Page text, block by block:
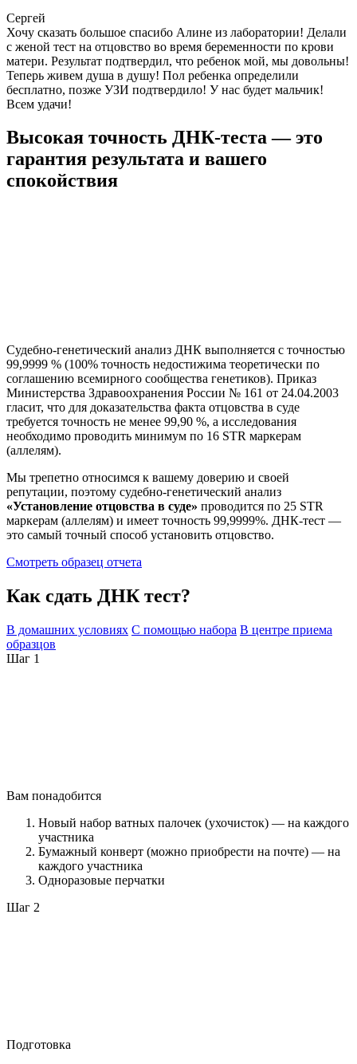
Сергей
Хочу сказать большое спасибо Алине из лаборатории! Делали
с женой тест на отцовство во время беременности по крови
матери. Результат подтвердил, что ребенок мой, мы довольны!
Теперь живем душа в душу! Пол ребенка определили
бесплатно, позже УЗИ подтвердило! У нас будет мальчик!
Всем удачи!
Высокая точность ДНК-теста — это
гарантия результата и вашего
спокойствия
Судебно-генетический анализ ДНК выполняется с точностью
99,9999 % (100% точность недостижима теоретически по
соглашению всемирного сообщества генетиков). Приказ
Министерства Здравоохранения России № 161 от 24.04.2003
гласит, что для доказательства факта отцовства в суде
требуется точность не менее 99,90 %, а исследования
необходимо проводить минимум по 16 STR маркерам
(аллелям).
Мы трепетно относимся к вашему доверию и своей
репутации, поэтому судебно-генетический анализ
«Установление отцовства в суде» проводится по 25 STR
маркерам (аллелям) и имеет точность 99,9999%. ДНК-тест —
это самый точный способ установить отцовство.
Смотреть образец отчета
Как сдать ДНК тест?
В домашних условиях С помощью набора В центре приема
образцов
Шаг 1
Вам понадобится
Новый набор ватных палочек (ухочисток) — на каждого
участника
Бумажный конверт (можно приобрести на почте) — на
каждого участника
Одноразовые перчатки
Шаг 2
Подготовка